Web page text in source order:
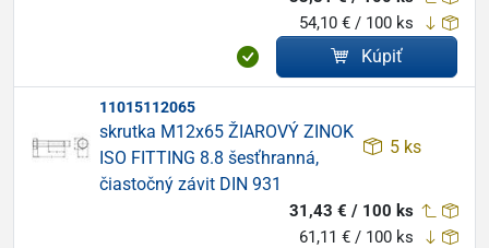
54,10 € / 100 ks
Kúpiť
11015112065
skrutka M12x65 ŽIAROVÝ ZINOK
ISO FITTING 8.8 šesťhranná,
čiastočný závit DIN 931
5 ks
31,43 € / 100 ks
61,11 € / 100 ks